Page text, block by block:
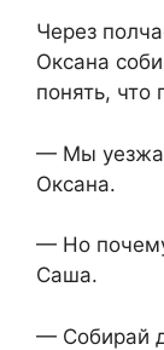
Через
Оксана
понять, что
— Мы
Оксана.
— Но
Саша.
— Собирай